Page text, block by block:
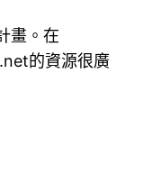
畫。在
的資源很廣